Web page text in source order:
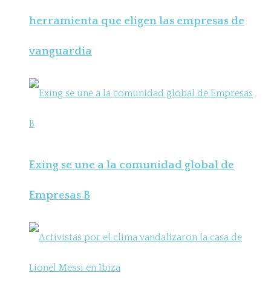
herramienta que eligen las empresas de
vanguardia
Exing se une a la comunidad global de
Empresas B